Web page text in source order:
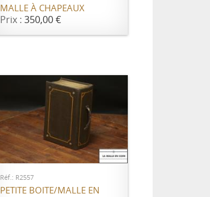
MALLE À CHAPEAUX
Prix :350,00 €
AJOUTER AU PANIER
Réf.: R2557
PETITE BOITE/MALLE EN